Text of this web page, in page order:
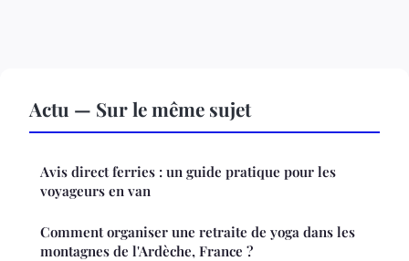
Actu — Sur le même sujet
Avis direct ferries : un guide pratique pour les
voyageurs en van
Comment organiser une retraite de yoga dans les
montagnes de l'Ardèche, France ?